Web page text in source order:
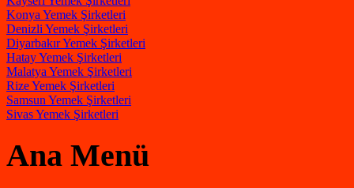
Konya Yemek Şirketleri
Denizli Yemek Şirketleri
Diyarbakır Yemek Şirketleri
Hatay Yemek Şirketleri
Malatya Yemek Şirketleri
Rize Yemek Şirketleri
Samsun Yemek Şirketleri
Sivas Yemek Şirketleri
Ana Menü